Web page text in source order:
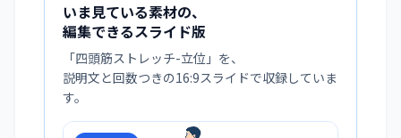
いま見ている素材の、
編集できるスライド版
「四頭筋ストレッチ-立位 」を、
説明文と回数つきの16:9スライドで収録していま
す。